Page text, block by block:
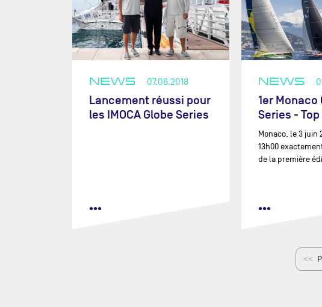
SÉBASTIEN SIMON
MAXIME SOREL
MASA SUZUKI
ARMEL TRIPON
JULIEN VILLION
NEWS 07.06.2018
Lancement réussi pour
les IMOCA Globe Series
•••
NEWS
1er Monaco
Series -
Monaco, le 3 juin
13h00
de la première
•••